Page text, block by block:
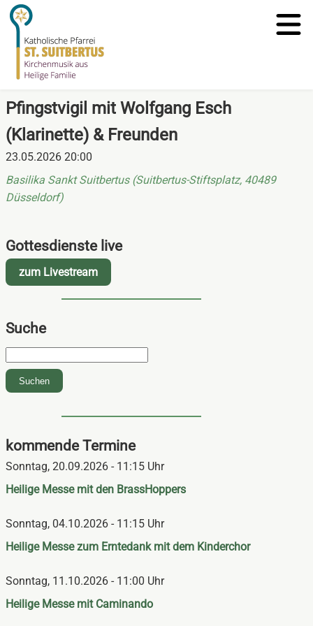
Pfingstvigil mit Wolfgang Esch
(Klarinette) & Freunden
23.05.2026 20:00
Basilika Sankt Suitbertus (Suitbertus‑Stiftsplatz, 40489
Düsseldorf)
Gottesdienste live
zum Livestream
Suche
Suchen
kommende Termine
Sonntag, 20.09.2026 - 11:15 Uhr
Heilige Messe mit den BrassHoppers
Sonntag, 04.10.2026 - 11:15 Uhr
Heilige Messe zum Erntedank mit dem Kinderchor
Sonntag, 11.10.2026 - 11:00 Uhr
Heilige Messe mit Caminando